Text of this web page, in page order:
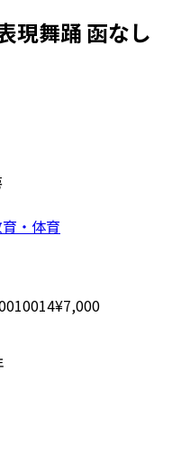
現舞踊 函なし
・体育
¥7,000